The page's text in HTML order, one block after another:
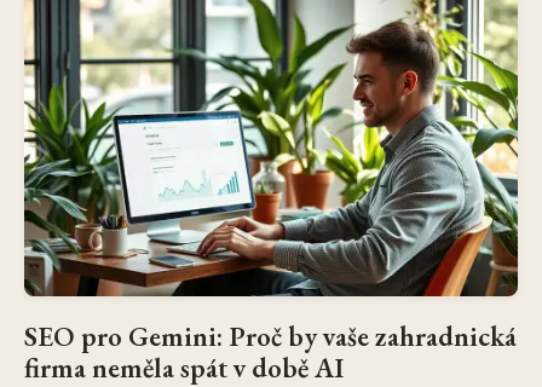
SEO pro Gemini: Proč by vaše zahradnická
firma neměla spát v době AI